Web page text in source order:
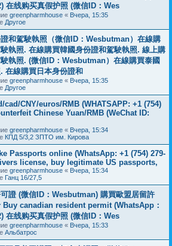
在线购买真假护照 (微信ID：Wes
greenpharmhouse « Вчера, 15:35
Другое
和駕駛執照（微信ID：Wesbutman）在線購
執照. 在線購買韓國身份證和駕駛執照. 線上購
執照. (微信ID：Wesbutman）在線購買泰國
在線購買日本身份證和
greenpharmhouse « Вчера, 15:35
Другое
CNY/euros/RMB (WHATSAPP: +1 (754)
Chinese Yuan/RMB (WeChat ID:
greenpharmhouse « Вчера, 15:34
КПД 5/3,2 ЗПТО им. Кирова
Passports online (WhatsApp: +1 (754) 279-
license, buy legitimate US passports,
greenpharmhouse « Вчера, 15:34
Ганц 16/27,5
證 (微信ID：Wesbutman) 購買歐盟居留許
Buy canadian resident permit (WhatsApp：
在线购买真假护照 (微信ID：Wes
greenpharmhouse « Вчера, 15:33
Альбатрос